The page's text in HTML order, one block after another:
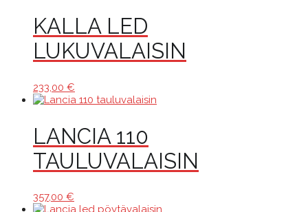
KALLA LED
LUKUVALAISIN
233,00 €
LANCIA 110
TAULUVALAISIN
357,00 €